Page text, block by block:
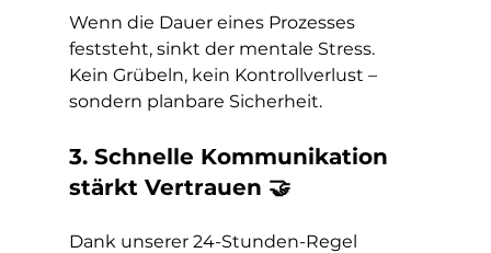
Wenn die Dauer eines Prozesses
feststeht, sinkt der mentale Stress.
Kein Grübeln, kein Kontrollverlust –
sondern planbare Sicherheit.
3. Schnelle Kommunikation
stärkt Vertrauen 🤝
Dank unserer 24-Stunden-Regel